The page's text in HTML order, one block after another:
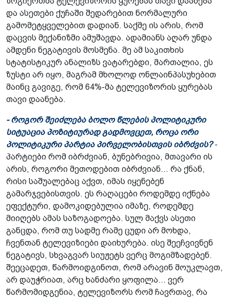
და ასეთები ქუჩაში შედარებით ნორმალური
გამომეტყველებით დადიან. საქმე ის არის, რომ
დაცვის მექანიზმი ამუშავდა. ადამიანს აღარ უნდა
ამდენი ნეგატივის მოსმენა. მე ამ საკითხის
სტატისტიკურ ანალიზს ვატარებდი, მართალია, ეს
ზუსტი არ იყო, მაგრამ მხოლოდ ონლაინპასუხებით
მაინც გავიგე, რომ 64%-მა ტელევიზორის ყურებას
თავი დაანება.
- როგორ შეიძლება ბოლო წლების პოლიტიკური
სიტუაცია პოზიტიურად გადმოვცეთ, როცა ორი
პოლიტიკური პარტია პირველობისთვის იბრძვის?-
პარტიები რომ იბრძვიან, ბუნებრივია, მთავარი ის
არის, როგორი მეთოდებით იბრძვიან... რა ქნან,
რისი საშუალებაც აქვთ, იმას იყენებენ
გამარჯვებისთვის. ეს რაღაცები როდემდე იქნება
ეფექტური, დამოკიდებულია იმაზე, როდემდე
მიიღებს ამას საზოგადოება. სულ მაქვს ასეთი
განცდა, რომ თუ სადმე რამე ცუდი არ მოხდა,
ჩვენთან ტელევიზიები დაიხურება. ისე შეეჩვივნენ
ნეგატივს, სხვაგვარ სიუჟეტს ვერც მოგიმზადებენ.
შეეცადეთ, წარმოიდგინოთ, რომ არავინ მოუკლავთ,
არ დაუჭრიათ, არც ხანძარი ყოფილა... ვერ
წარმომიდგენია, ტელევიზორს რომ ჩავრთავ, რა